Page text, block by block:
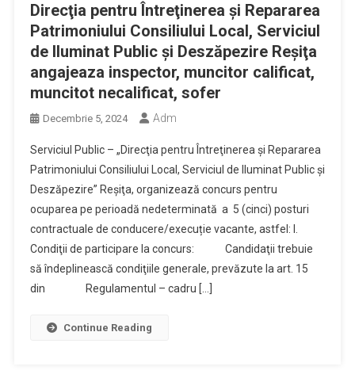
Direcţia pentru Întreţinerea şi Repararea
Patrimoniului Consiliului Local, Serviciul
de Iluminat Public şi Deszăpezire Reşiţa
angajeaza inspector, muncitor calificat,
muncitot necalificat, sofer
Decembrie 5, 2024 Adm
Serviciul Public – „Direcţia pentru Întreţinerea şi Repararea
Patrimoniului Consiliului Local, Serviciul de Iluminat Public şi
Deszăpezire” Reşiţa, organizează concurs pentru
ocuparea pe perioadă nedeterminată a 5 (cinci) posturi
contractuale de conducere/execuție vacante, astfel: I.
Condiţii de participare la concurs: Candidaţii trebuie
să îndeplinească condiţiile generale, prevăzute la art. 15
din Regulamentul – cadru […]
Continue Reading